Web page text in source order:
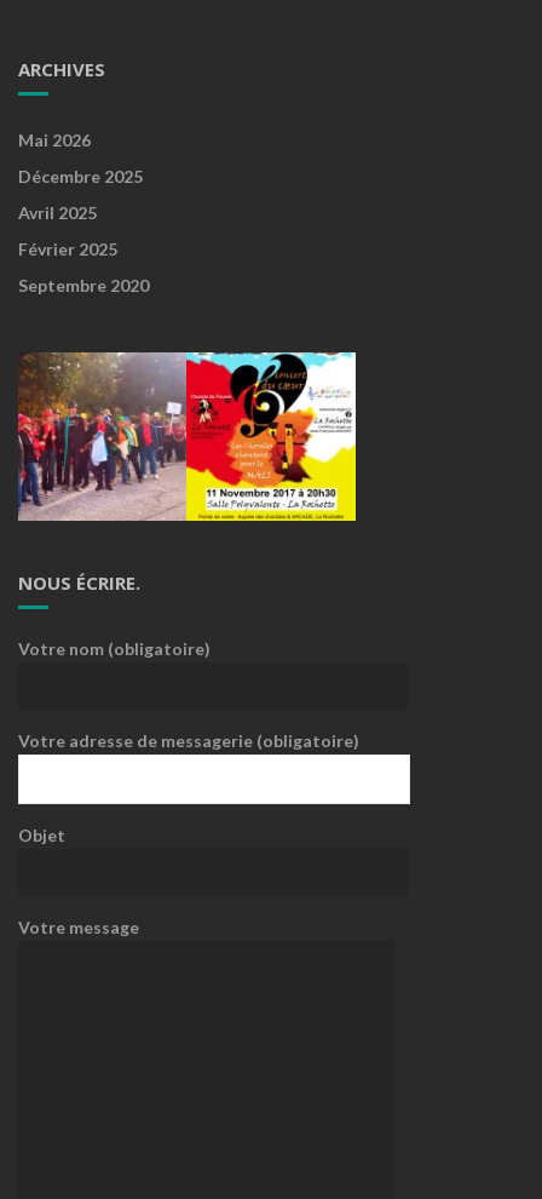
ARCHIVES
Mai 2026
Décembre 2025
Avril 2025
Février 2025
Septembre 2020
NOUS ÉCRIRE.
Votre nom (obligatoire)
Votre adresse de messagerie (obligatoire)
Objet
Votre message